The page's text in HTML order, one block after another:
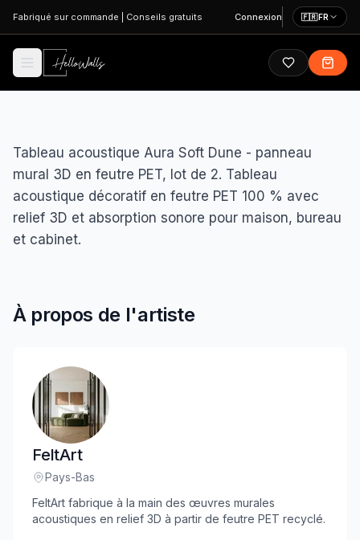
Aller au contenu principal
Fabriqué sur commande Conseils gratuits Connexion 🇫🇷FR
Tableau acoustique Aura Soft Dune - panneau
mural 3D en feutre PET, lot de 2. Tableau
acoustique décoratif en feutre PET 100 % avec
relief 3D et absorption sonore pour maison, bureau
et cabinet.
À propos de l'artiste
FeltArt
Lieu:
Pays-Bas
FeltArt fabrique à la main des œuvres murales
acoustiques en relief 3D à partir de feutre PET recyclé.